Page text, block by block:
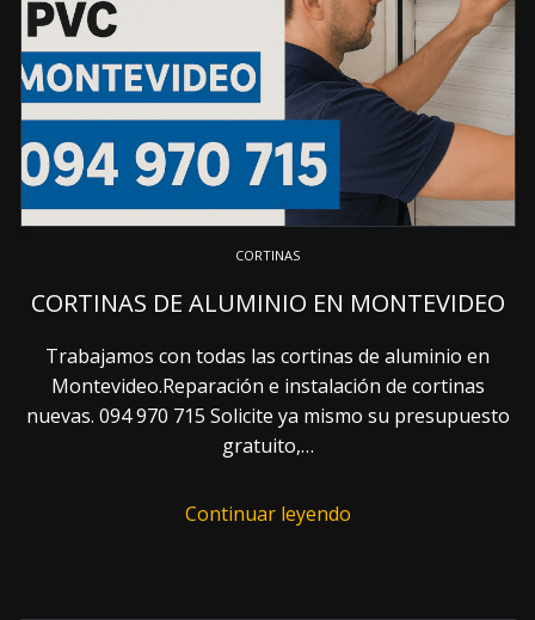
CORTINAS
CORTINAS DE ALUMINIO EN MONTEVIDEO
Trabajamos con todas las cortinas de aluminio en
Montevideo.Reparación e instalación de cortinas
nuevas. 094 970 715 Solicite ya mismo su presupuesto
gratuito,…
Continuar leyendo